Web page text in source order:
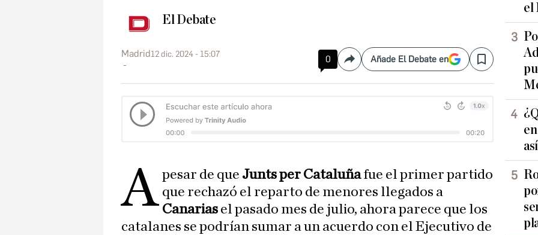
El Debate
Madrid12 dic. 2024 - 15:07 0 CompartirAñade El Debate en Save
A pesar de que Junts per Cataluñafue el primer partido
que rechazó el reparto de menores llegados a
Canarias el pasado mes de julio, ahora parece que los
catalanes se podrían sumar a un acuerdo con el Ejecutivo de
el